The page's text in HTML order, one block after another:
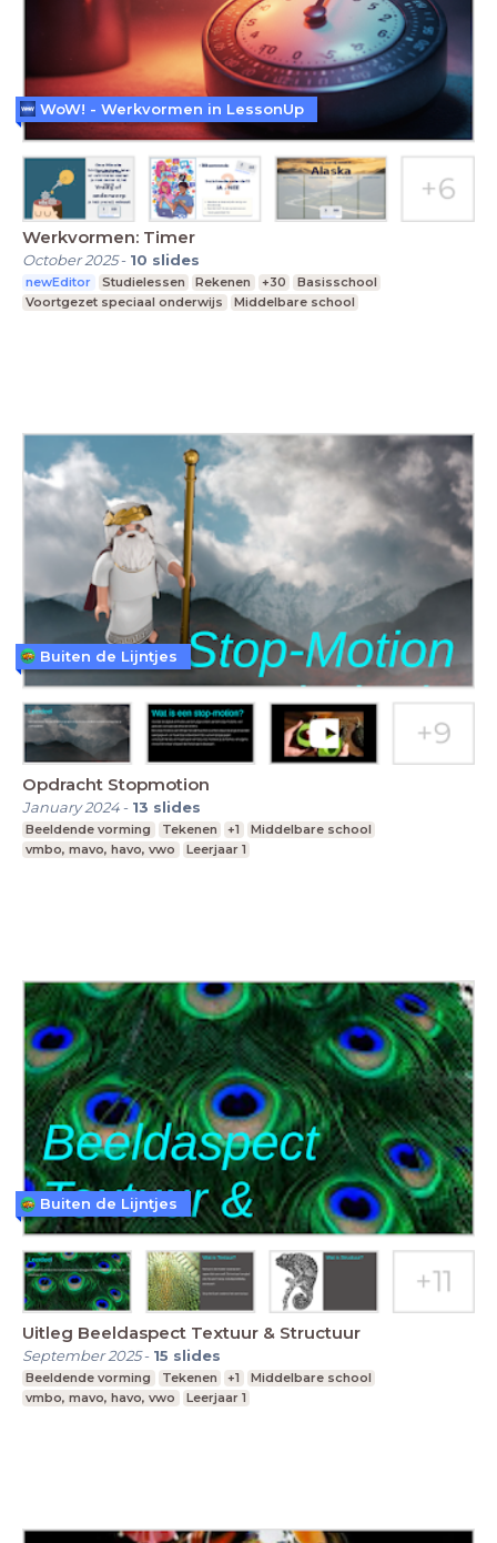
Werkvormen: Timer
October 2025- 10 slides
newEditor Studielessen Rekenen +30
Basisschool
Voortgezet speciaal onderwijs
Middelbare school
WoW! - Werkvormen in LessonUp
Opdracht Stopmotion
January 2024- 13 slides
Beeldende vorming Tekenen +1
Middelbare school
vmbo, mavo, havo, vwo
Leerjaar 1
Buiten de Lijntjes
Uitleg Beeldaspect Textuur & Structuur
September 2025- 15 slides
Beeldende vorming Tekenen +1
Middelbare school
vmbo, mavo, havo, vwo
Leerjaar 1
Buiten de Lijntjes